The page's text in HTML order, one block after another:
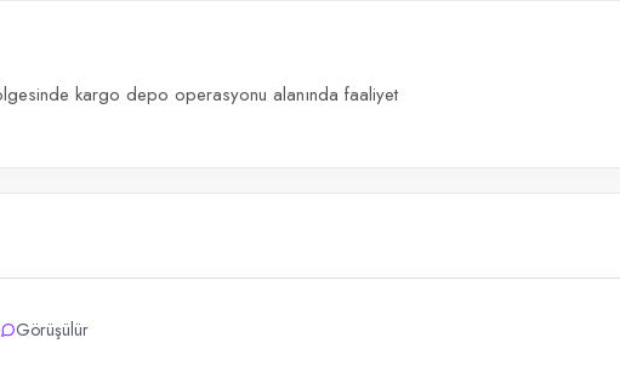
kargo depo operasyonu alanında faaliyet
Görüşülür